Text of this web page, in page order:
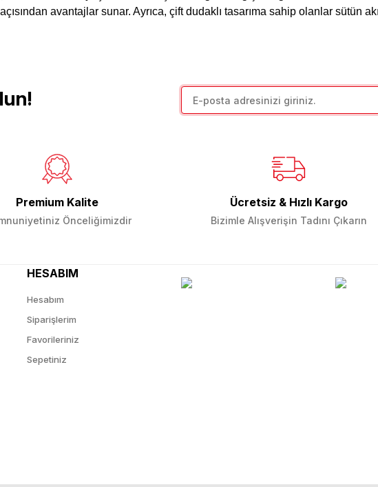
avantajlar sunar. Ayrıca, çift dudaklı tasarıma sahip olanlar sütün
Premium Kalite
Önceliğimizdir
Ücretsiz & Hızlı Kargo
Bizimle Alışverişin Tadını Çıkarın
HESABIM
Hesabım
Siparişlerim
Favorileriniz
Sepetiniz